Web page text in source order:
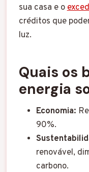
sua casa e o
créditos que
luz.
Quais os
energia
Economia:
90%.
renovável,
carbono.